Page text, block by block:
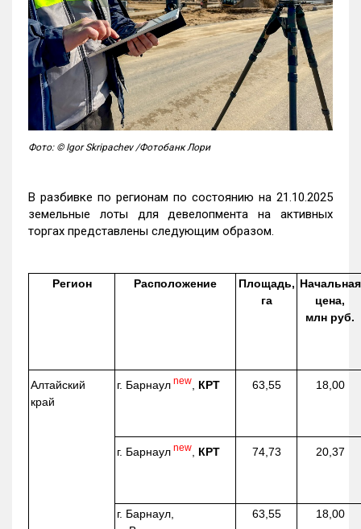
Фото: © Igor Skripachev /Фотобанк Лори
В разбивке по регионам по состоянию на 21.10.2025
земельные лоты для девелопмента на активных
торгах представлены следующим образом.
Регион Расположение
Площадь,
га
Начальная
цена,
млн руб.
Алтайский
край
г. Барнаул new КРТ 63,55 18,00
г. Барнаул new КРТ 74,73 20,37
г. Барнаул,
63,55 18,00